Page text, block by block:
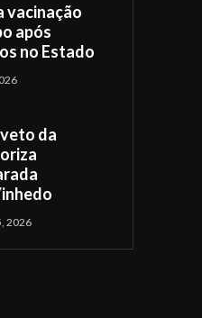
vacinação
após
no Estado
da
2026